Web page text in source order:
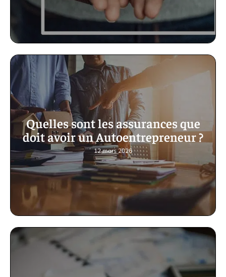
Quelles sont les assurances que
doit avoir un Autoentrepreneur ?
12 mars 2026